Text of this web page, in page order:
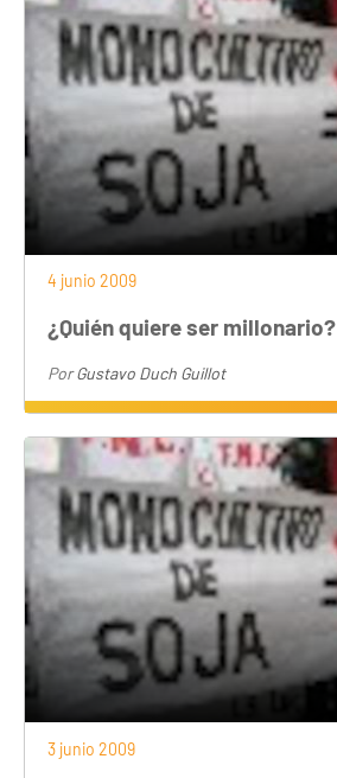
4 junio 2009
¿Quién quiere ser millonario?
PorGustavo Duch Guillot
3 junio 2009